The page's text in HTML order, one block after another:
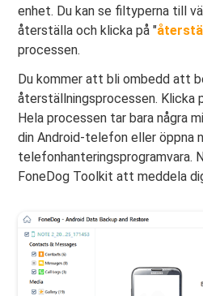
enhet. Du kan se filtyperna till
återställa och klicka på "
processen.
Du kommer att bli ombedd att
återställningsprocessen. Klicka
Hela processen tar bara några
din Android-telefon eller öppna
telefonhanteringsprogramvara.
FoneDog Toolkit att meddela